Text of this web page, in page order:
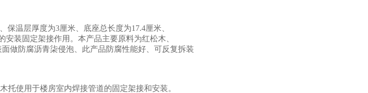
温层厚度为3厘米、底座总长度为17.4厘米、
装固定架接作用。本产品主要原料为红松木、
防腐沥青柒侵泡、此产品防腐性能好、可反复拆装
托使用于楼房室内焊接管道的固定架接和安装。